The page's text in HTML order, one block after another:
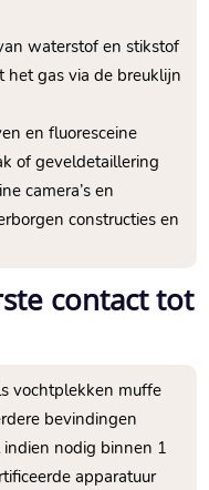
waterstof en stikstof
het gas via de breuklijn
en fluoresceine
of geveldetaillering
camera’s en
constructies en
contact tot
vochtplekken muffe
bevindingen
indien nodig binnen 1
apparatuur